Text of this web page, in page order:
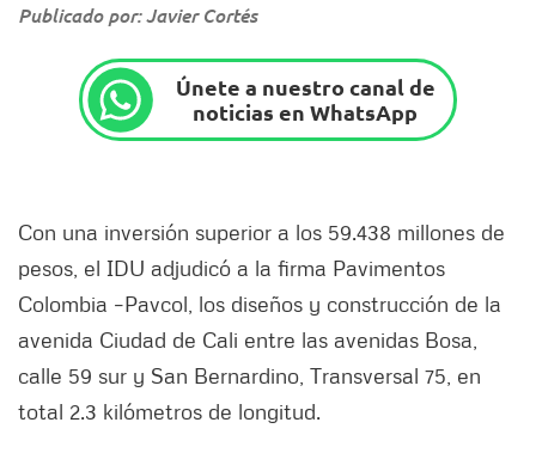
Publicado por: Javier Cortés
Únete a nuestro canal de
noticias en WhatsApp
Con una inversión superior a los 59.438 millones de
pesos, el IDU adjudicó a la firma Pavimentos
Colombia –Pavcol, los diseños y construcción de la
avenida Ciudad de Cali entre las avenidas Bosa,
calle 59 sur y San Bernardino, Transversal 75, en
total 2.3 kilómetros de longitud.